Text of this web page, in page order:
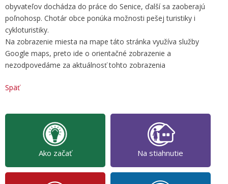
obyvateľov dochádza do práce do Senice, ďalší sa zaoberajú
poľnohosp. Chotár obce ponúka možnosti pešej turistiky i
cykloturistiky.
Na zobrazenie miesta na mape táto stránka využíva služby
Google maps, preto ide o orientačné zobrazenie a
nezodpovedáme za aktuálnosť tohto zobrazenia
Späť
Ako začať Na stiahnutie